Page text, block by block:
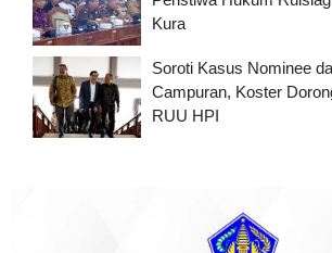
Kura
Soroti Kasus Nominee
Campuran, Koster
RUU HPI